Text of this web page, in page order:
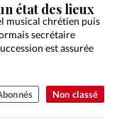
Non classé
état des lieux
musical chrétien puis
secrétaire
est assurée